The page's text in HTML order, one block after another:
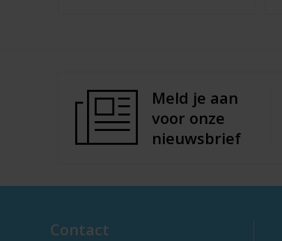
Meld je aan
voor onze
nieuwsbrief
Contact